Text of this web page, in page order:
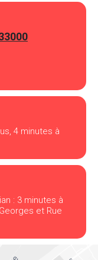
4 minutes à
: 3 minutes à
et Rue